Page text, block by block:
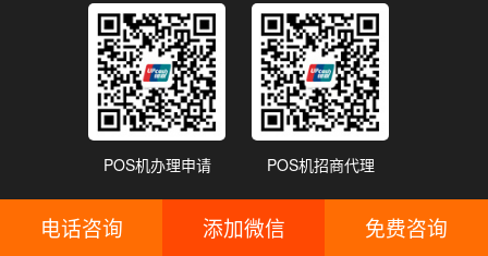
POS机办理申请 POS机招商代理
备案号： 浙ICP备18048029号 网站地图
电话咨询 添加微信 免费咨询